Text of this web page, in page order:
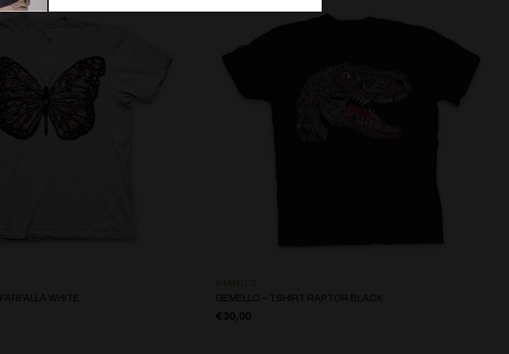
WHITE GEMELLO – TSHIRT RAPTOR BLACK
€ 30,00